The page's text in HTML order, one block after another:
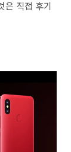
은 직접 후기